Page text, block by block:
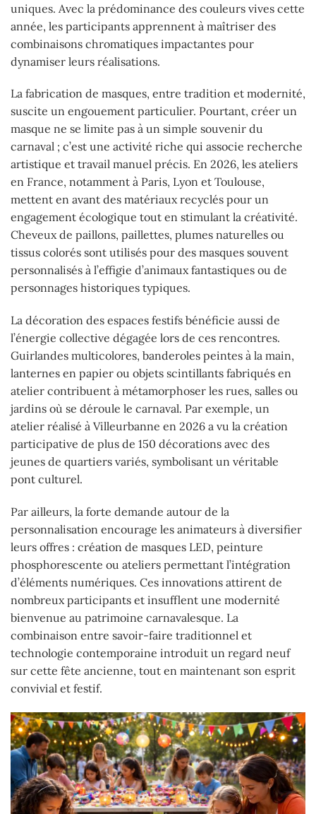
uniques. Avec la prédominance des couleurs vives cette
année, les participants apprennent à maîtriser des
combinaisons chromatiques impactantes pour
dynamiser leurs réalisations.
La fabrication de masques, entre tradition et modernité,
suscite un engouement particulier. Pourtant, créer un
masque ne se limite pas à un simple souvenir du
carnaval ; c’est une activité riche qui associe recherche
artistique et travail manuel précis. En 2026, les ateliers
en France, notamment à Paris, Lyon et Toulouse,
mettent en avant des matériaux recyclés pour un
engagement écologique tout en stimulant la créativité.
Cheveux de paillons, paillettes, plumes naturelles ou
tissus colorés sont utilisés pour des masques souvent
personnalisés à l’effigie d’animaux fantastiques ou de
personnages historiques typiques.
La décoration des espaces festifs bénéficie aussi de
l’énergie collective dégagée lors de ces rencontres.
Guirlandes multicolores, banderoles peintes à la main,
lanternes en papier ou objets scintillants fabriqués en
atelier contribuent à métamorphoser les rues, salles ou
jardins où se déroule le carnaval. Par exemple, un
atelier réalisé à Villeurbanne en 2026 a vu la création
participative de plus de 150 décorations avec des
jeunes de quartiers variés, symbolisant un véritable
pont culturel.
Par ailleurs, la forte demande autour de la
personnalisation encourage les animateurs à diversifier
leurs offres : création de masques LED, peinture
phosphorescente ou ateliers permettant l’intégration
d’éléments numériques. Ces innovations attirent de
nombreux participants et insufflent une modernité
bienvenue au patrimoine carnavalesque. La
combinaison entre savoir-faire traditionnel et
technologie contemporaine introduit un regard neuf
sur cette fête ancienne, tout en maintenant son esprit
convivial et festif.